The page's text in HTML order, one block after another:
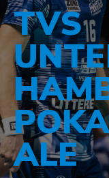
TVS
ALE